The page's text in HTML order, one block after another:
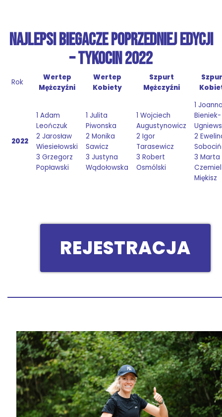
NAJLEPSI BIEGACZE POPRZEDNIEJ EDYCJI
– TYKOCIN 2022
Rok
Wertep
Mężczyźni
Wertep
Kobiety
Szpurt
Mężczyźni
2022
1 Adam
Leończuk
2 Jarosław
Wiesiełowski
3 Grzegorz
Popławski
1 Julita
Piwonska
2 Monika
Sawicz
3 Justyna
Wądołowska
1 Wojciech
Augustynowicz
2 Igor
Tarasewicz
3 Robert
Osmólski
1
Bieniek-
2
3 Marta
Miękisz
REJESTRACJA